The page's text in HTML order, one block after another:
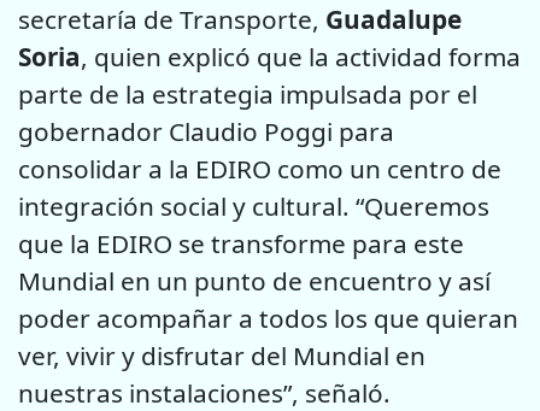
secretaría de Transporte, Guadalupe
Soria, quien explicó que la actividad forma
parte de la estrategia impulsada por el
gobernador Claudio Poggi para
consolidar a la EDIRO como un centro de
integración social y cultural. “Queremos
que la EDIRO se transforme para este
Mundial en un punto de encuentro y así
poder acompañar a todos los que quieran
ver, vivir y disfrutar del Mundial en
nuestras instalaciones”, señaló.